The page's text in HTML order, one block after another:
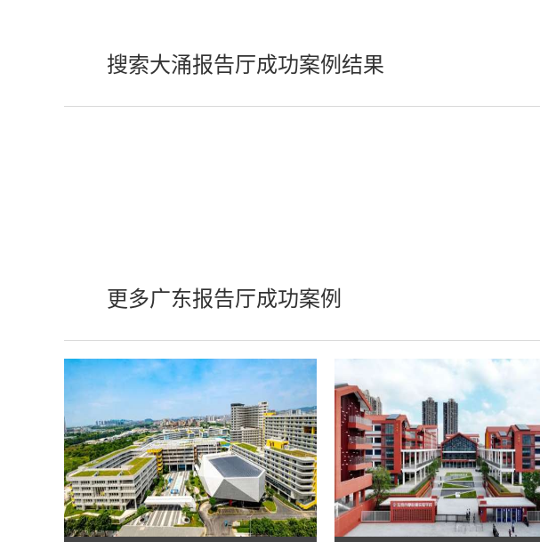
AI
AI
搜索大涌报告厅成功案例结果
更多广东报告厅成功案例